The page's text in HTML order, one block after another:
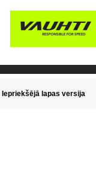
Iepriekšējā lapas versija